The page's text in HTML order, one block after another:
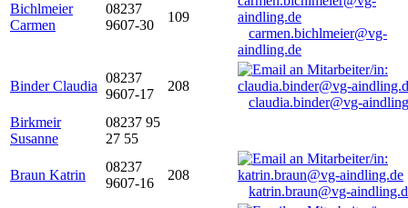
Bichlmeier
Carmen
08237
9607-30
109
carmen.bichlmeier@vg-
aindling.de
Binder Claudia
08237
9607-17
208
claudia.binder@vg-
Birkmeir
Susanne
08237 95
27 55
Braun Katrin
08237
9607-16
208
katrin.braun@vg-